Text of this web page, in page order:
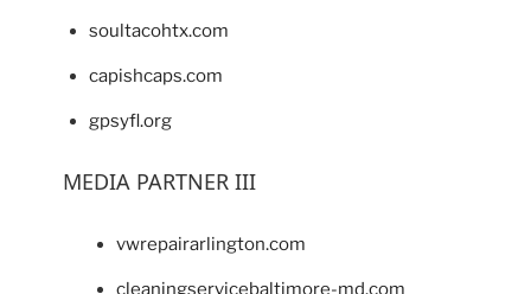
soultacohtx.com
capishcaps.com
gpsyfl.org
MEDIA PARTNER III
vwrepairarlington.com
cleaningservicebaltimore-md.com